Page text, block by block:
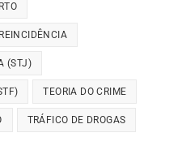
REINCIDÊNCIA
(STJ)
TEORIA DO CRIME
TRÁFICO DE DROGAS